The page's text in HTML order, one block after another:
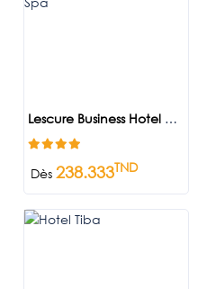
Lescure Business Hotel & Spa
Dès238.333TND